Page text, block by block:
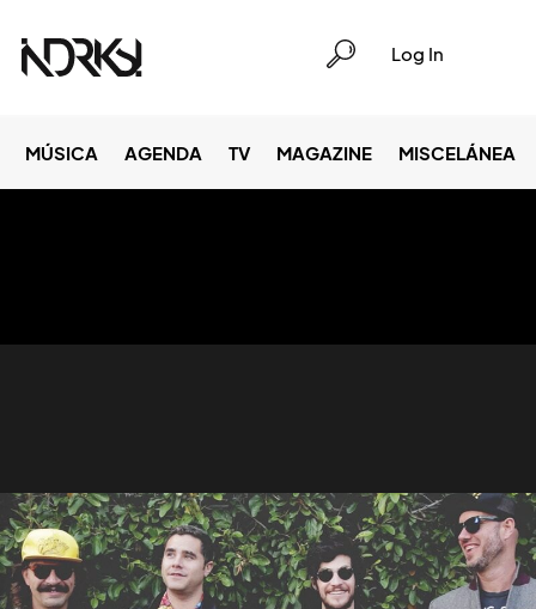
Log In
MÚSICA AGENDA TV MAGAZINE MISCELÁNEA